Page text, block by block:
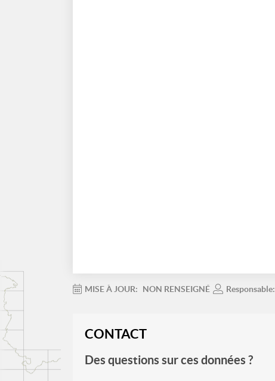
MISE À JOUR: NON RENSEIGNÉ Responsable:
CONTACT
Des questions sur ces données ?